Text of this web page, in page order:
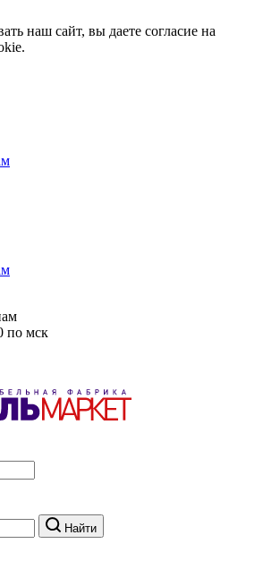
наш сайт, вы даете согласие на
по мск
Найти